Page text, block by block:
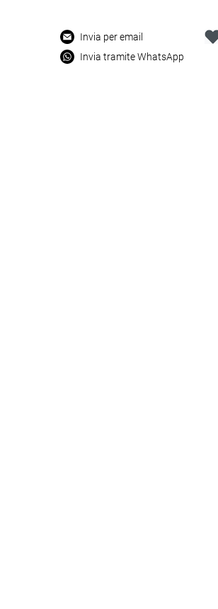
Invia per email
Invia tramite WhatsApp